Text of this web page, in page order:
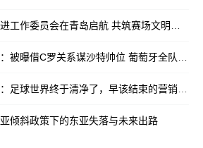
作委员会在青岛启航 共筑赛场文明新生态
曝借C罗关系谋沙特帅位 葡萄牙全队离心离德
球世界终于清净了，早该结束的营销闹剧
倾斜政策下的东亚失落与未来出路